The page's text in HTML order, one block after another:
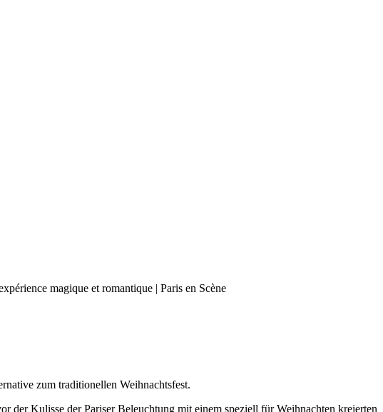
zum traditionellen Weihnachtsfest.
der Kulisse der Pariser Beleuchtung mit einem speziell für Weihnachten kreierten